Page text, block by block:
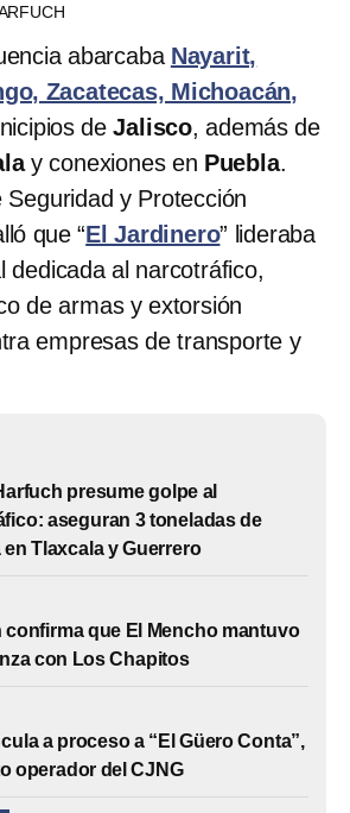
abarcaba Nayarit,
Zacatecas, Michoacán,
deJalisco, además de
y conexiones en Puebla.
Seguridad y Protección
que “El Jardinero” lideraba
dedicada al narcotráfico,
de armas y extorsión
empresas de transporte y
presume golpe al
aseguran 3 toneladas de
Tlaxcala y Guerrero
confirma que El Mencho mantuvo
con Los Chapitos
a proceso a “El Güero Conta”,
operador del CJNG